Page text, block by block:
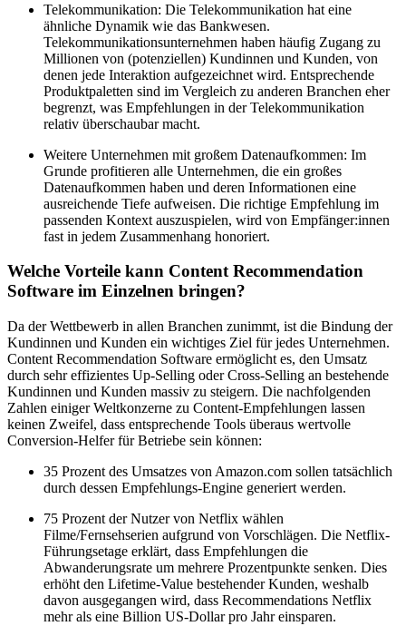
Telekommunikation: Die Telekommunikation hat eine
ähnliche Dynamik wie das Bankwesen.
Telekommunikationsunternehmen haben häufig Zugang zu
Millionen von (potenziellen) Kundinnen und Kunden, von
denen jede Interaktion aufgezeichnet wird. Entsprechende
Produktpaletten sind im Vergleich zu anderen Branchen eher
begrenzt, was Empfehlungen in der Telekommunikation
relativ überschaubar macht.
Weitere Unternehmen mit großem Datenaufkommen: Im
Grunde profitieren alle Unternehmen, die ein großes
Datenaufkommen haben und deren Informationen eine
ausreichende Tiefe aufweisen. Die richtige Empfehlung im
passenden Kontext auszuspielen, wird von Empfänger:innen
fast in jedem Zusammenhang honoriert.
Welche Vorteile kann Content Recommendation
Software im Einzelnen bringen?
Da der Wettbewerb in allen Branchen zunimmt, ist die Bindung der
Kundinnen und Kunden ein wichtiges Ziel für jedes Unternehmen.
Content Recommendation Software ermöglicht es, den Umsatz
durch sehr effizientes Up-Selling oder Cross-Selling an bestehende
Kundinnen und Kunden massiv zu steigern. Die nachfolgenden
Zahlen einiger Weltkonzerne zu Content-Empfehlungen lassen
keinen Zweifel, dass entsprechende Tools überaus wertvolle
Conversion-Helfer für Betriebe sein können:
35 Prozent des Umsatzes von Amazon.com sollen tatsächlich
durch dessen Empfehlungs-Engine generiert werden.
75 Prozent der Nutzer von Netflix wählen
Filme/Fernsehserien aufgrund von Vorschlägen. Die Netflix-
Führungsetage erklärt, dass Empfehlungen die
Abwanderungsrate um mehrere Prozentpunkte senken. Dies
erhöht den Lifetime-Value bestehender Kunden, weshalb
davon ausgegangen wird, dass Recommendations Netflix
mehr als eine Billion US-Dollar pro Jahr einsparen.